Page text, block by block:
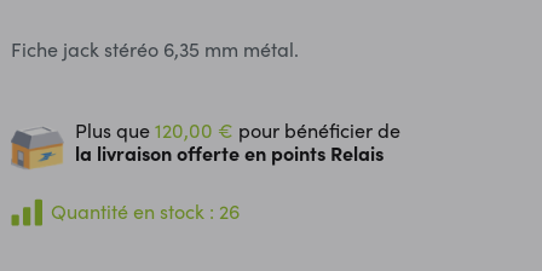
Fiche jack stéréo 6,35 mm métal.
Plus que120,00 € pour bénéficier de
la livraison offerte en points Relais
Quantité en stock : 26